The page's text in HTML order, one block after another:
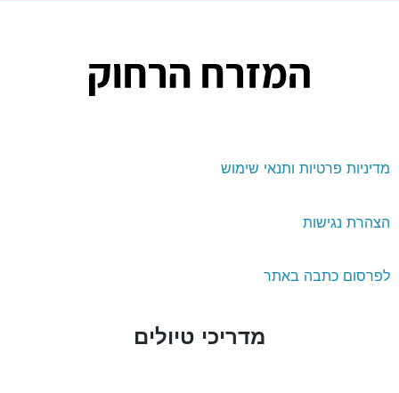
פרטיות ותנאי שימוש
נגישות
כתבה באתר
מדריכי טיולים